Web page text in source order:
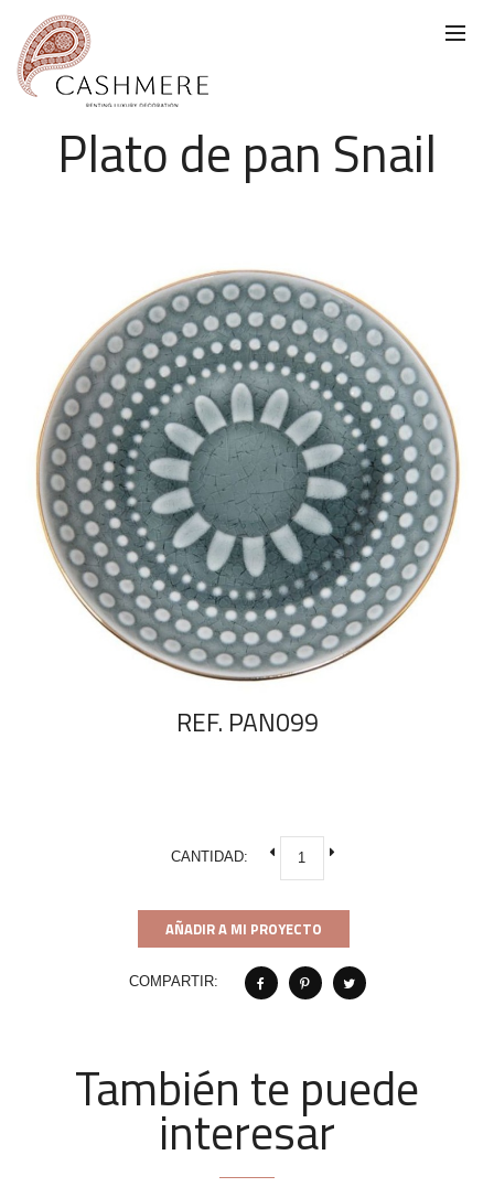
Plato de pan Snail
REF. PAN099
CANTIDAD:
AÑADIR A MI PROYECTO
COMPARTIR:
También te puede
interesar